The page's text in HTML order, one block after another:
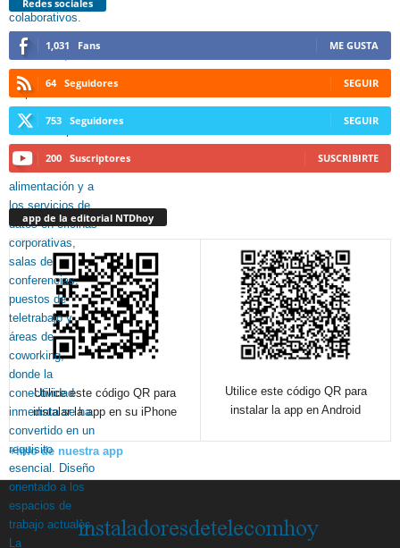
Redes sociales
1,031 Fans ME GUSTA
64 Seguidores SEGUIR
753 Seguidores SEGUIR
200 Suscriptores SUSCRIBIRTE
app de la editorial NTDhoy
Utilice este código QR para
instalar la app en su iPhone
Utilice este código QR para
instalar la app en Android
+info de nuestra app